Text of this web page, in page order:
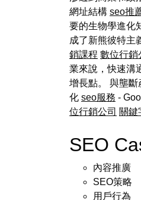
網址結構 seo推
要的生物學進化
成了新熊彼特主
銷課程 數位行銷
業來說，快速溝
增長點。 與壟
化 seo服務 -
位行銷公司 關鍵
SEO
內容推廣
SEO策略
用戶行為